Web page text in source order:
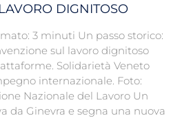
DIGNITOSO
3 minuti Un passo storico:
sul lavoro dignitoso
Solidarietà Veneto
internazionale. Foto:
Nazionale del Lavoro Un
da Ginevra e segna una nuova